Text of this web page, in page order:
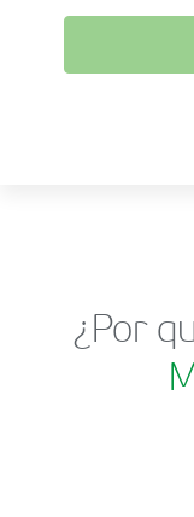
¿Por